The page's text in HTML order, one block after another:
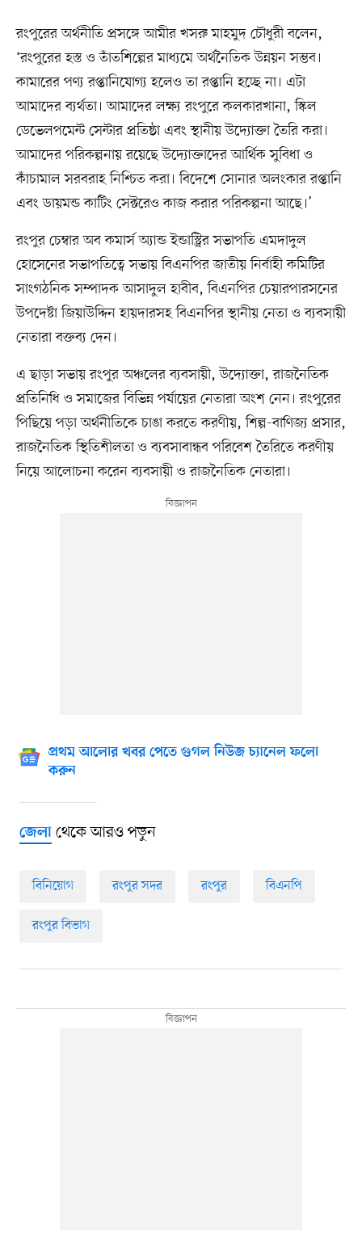
রংপুরের অর্থনীতি প্রসঙ্গে আমীর খসরু মাহমুদ চৌধুরী বলেন,
‘রংপুরের হস্ত ও তাঁতশিল্পের মাধ্যমে অর্থনৈতিক উন্নয়ন সম্ভব।
কামারের পণ্য রপ্তানিযোগ্য হলেও তা রপ্তানি হচ্ছে না। এটা
আমাদের ব্যর্থতা। আমাদের লক্ষ্য রংপুরে কলকারখানা, স্কিল
ডেভেলপমেন্ট সেন্টার প্রতিষ্ঠা এবং স্থানীয় উদ্যোক্তা তৈরি করা।
আমাদের পরিকল্পনায় রয়েছে উদ্যোক্তাদের আর্থিক সুবিধা ও
কাঁচামাল সরবরাহ নিশ্চিত করা। বিদেশে সোনার অলংকার রপ্তানি
এবং ডায়মন্ড কাটিং সেক্টরেও কাজ করার পরিকল্পনা আছে।’
রংপুর চেম্বার অব কমার্স অ্যান্ড ইন্ডাস্ট্রির সভাপতি এমদাদুল
হোসেনের সভাপতিত্বে সভায় বিএনপির জাতীয় নির্বাহী কমিটির
সাংগঠনিক সম্পাদক আসাদুল হাবীব, বিএনপির চেয়ারপারসনের
উপদেষ্টা জিয়াউদ্দিন হায়দারসহ বিএনপির স্থানীয় নেতা ও ব্যবসায়ী
নেতারা বক্তব্য দেন।
এ ছাড়া সভায় রংপুর অঞ্চলের ব্যবসায়ী, উদ্যোক্তা, রাজনৈতিক
প্রতিনিধি ও সমাজের বিভিন্ন পর্যায়ের নেতারা অংশ নেন। রংপুরের
পিছিয়ে পড়া অর্থনীতিকে চাঙা করতে করণীয়, শিল্প-বাণিজ্য প্রসার,
রাজনৈতিক স্থিতিশীলতা ও ব্যবসাবান্ধব পরিবেশ তৈরিতে করণীয়
নিয়ে আলোচনা করেন ব্যবসায়ী ও রাজনৈতিক নেতারা।
প্রথম আলোর খবর পেতে গুগল নিউজ চ্যানেল ফলো
করুন
জেলাথেকে আরও পড়ুন
বিনিয়োগ রংপুর সদর রংপুর বিএনপি
রংপুর বিভাগ